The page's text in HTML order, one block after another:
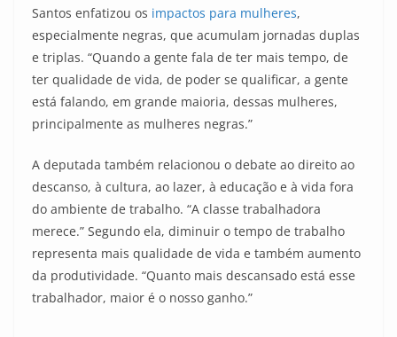
Santos enfatizou os impactos para mulheres,
especialmente negras, que acumulam jornadas duplas
e triplas. “Quando a gente fala de ter mais tempo, de
ter qualidade de vida, de poder se qualificar, a gente
está falando, em grande maioria, dessas mulheres,
principalmente as mulheres negras.”
A deputada também relacionou o debate ao direito ao
descanso, à cultura, ao lazer, à educação e à vida fora
do ambiente de trabalho. “A classe trabalhadora
merece.” Segundo ela, diminuir o tempo de trabalho
representa mais qualidade de vida e também aumento
da produtividade. “Quanto mais descansado está esse
trabalhador, maior é o nosso ganho.”